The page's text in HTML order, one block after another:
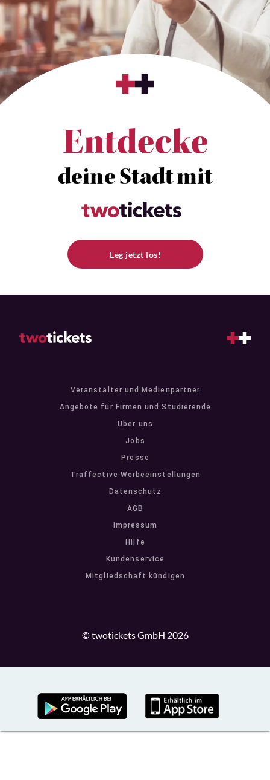
Entdecke
deine Stadt mit
Leg jetzt los!
Veranstalter und Medienpartner
Angebote für Firmen und Studierende
Über uns
Jobs
Presse
Traffective Werbeeinstellungen
Datenschutz
AGB
Impressum
Hilfe
Kundenservice
Mitgliedschaft kündigen
© twotickets GmbH 2026